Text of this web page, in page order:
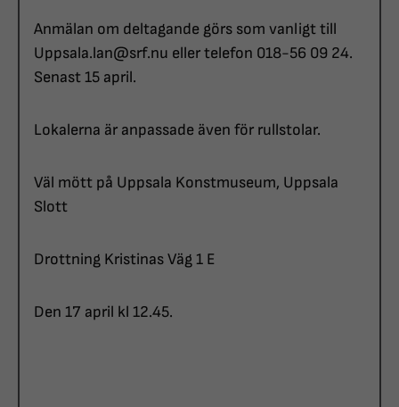
Anmälan om deltagande görs som vanligt till
Uppsala.lan@srf.nu eller telefon 018-56 09 24.
Senast 15 april.
Lokalerna är anpassade även för rullstolar.
Väl mött på Uppsala Konstmuseum, Uppsala
Slott
Drottning Kristinas Väg 1 E
Den 17 april kl 12.45.